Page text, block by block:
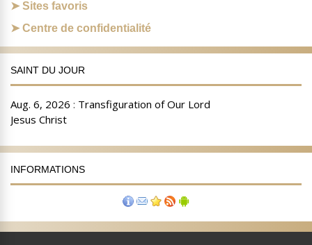
Sites favoris
Centre de confidentialité
SAINT DU JOUR
INFORMATIONS